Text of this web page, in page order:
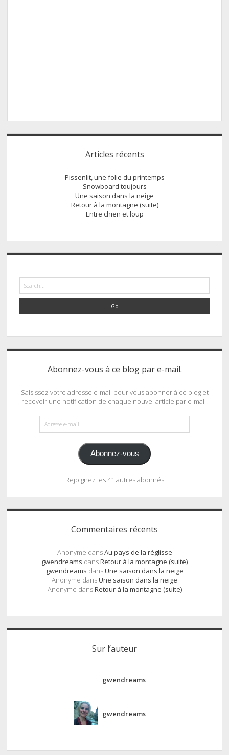
Sidebar
Articles récents
Pissenlit, une folie du printemps
Snowboard toujours
Une saison dans la neige
Retour à la montagne (suite)
Entre chien et loup
Abonnez-vous à ce blog par e-mail.
Saisissez votre adresse e-mail pour vous abonner à ce blog et
recevoir une notification de chaque nouvel article par e-mail.
e-
Abonnez-vous
Rejoignez les 41 autres abonnés
Commentaires récents
Anonyme dansAu pays de la réglisse
gwendreams dansRetour à la montagne (suite)
gwendreams dansUne saison dans la neige
Anonyme dansUne saison dans la neige
Anonyme dansRetour à la montagne (suite)
Sur l’auteur
gwendreams
gwendreams